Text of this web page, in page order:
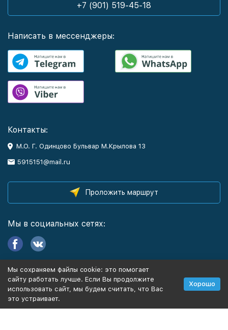
+7 (901) 519-45-18
Написать в мессенджеры:
Контакты:
М.О. Г. Одинцово Бульвар М.Крылова 13
5915151@mail.ru
Проложить маршрут
Мы в социальных сетях:
Информация
Политика персональных данных
Мы сохраняем файлы cookie: это помогает
сайту работать лучше. Если Вы продолжите
использовать сайт, мы будем считать, что Вас
это устраивает.
Хорошо